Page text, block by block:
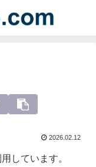
2026.02.12
しています。